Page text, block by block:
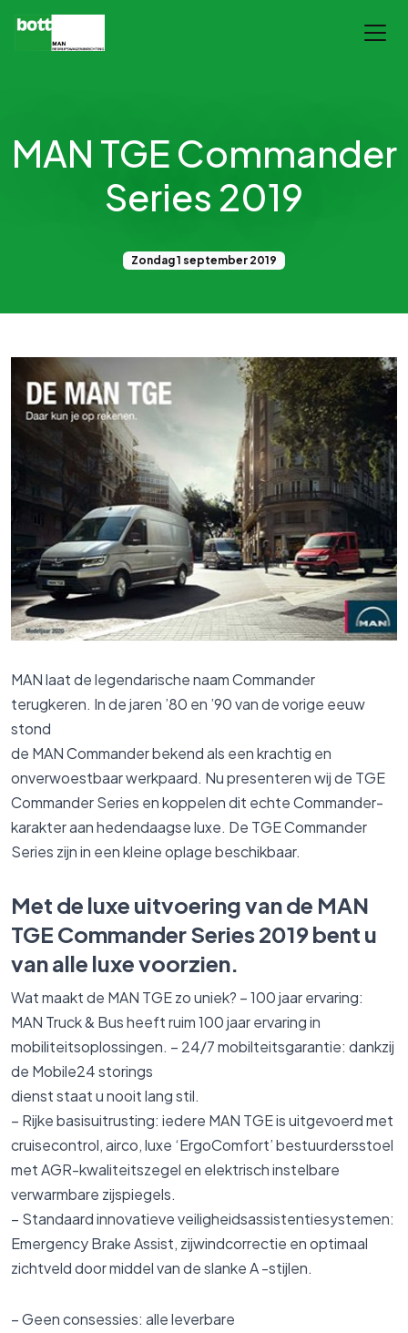
MAN TGE Commander
Series 2019
Zondag 1 september 2019
MAN laat de legendarische naam Commander
terugkeren. In de jaren ’80 en ’90 van de vorige eeuw
stond
de MAN Commander bekend als een krachtig en
onverwoestbaar werkpaard. Nu presenteren wij de TGE
Commander Series en koppelen dit echte Commander-
karakter aan hedendaagse luxe. De TGE Commander
Series zijn in een kleine oplage beschikbaar.
Met de luxe uitvoering van de MAN
TGE Commander Series 2019 bent u
van alle luxe voorzien.
Wat maakt de MAN TGE zo uniek? – 100 jaar ervaring:
MAN Truck & Bus heeft ruim 100 jaar ervaring in
mobiliteitsoplossingen. – 24/7 mobilteitsgarantie: dankzij
de Mobile24 storings
dienst staat u nooit lang stil.
– Rijke basisuitrusting: iedere MAN TGE is uitgevoerd met
cruisecontrol, airco, luxe ‘ErgoComfort’ bestuurdersstoel
met AGR-kwaliteitszegel en elektrisch instelbare
verwarmbare zijspiegels.
– Standaard innovatieve veiligheidsassistentiesystemen:
Emergency Brake Assist, zijwindcorrectie en optimaal
zichtveld door middel van de slanke A -stijlen.
– Geen consessies: alle leverbare